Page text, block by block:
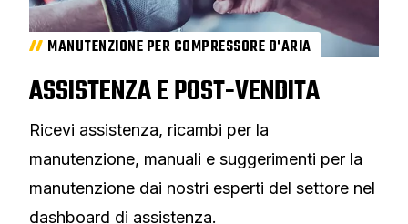
MANUTENZIONE PER COMPRESSORE D'ARIA
ASSISTENZA E POST-VENDITA
Ricevi assistenza, ricambi per la
manutenzione, manuali e suggerimenti per la
manutenzione dai nostri esperti del settore nel
dashboard di assistenza.